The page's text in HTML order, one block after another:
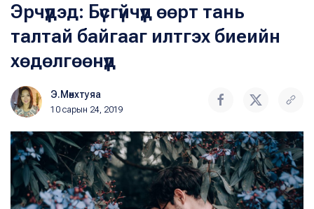
Эрчүүдэд: Бүсгүйчүүд өөрт тань
талтай байгааг илтгэх биеийн
хөдөлгөөнүүд
Э.Мөнхтуяа
10 сарын 24, 2019